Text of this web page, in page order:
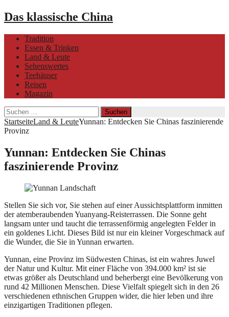
Das klassische China
Tradition
Essen & Trinken
Land & Leute
Sehenswertes
Teehäuser
Reisen
Magazin
Suchen
nach:
StartseiteLand & LeuteYunnan: Entdecken Sie Chinas faszinierende
Provinz
Yunnan: Entdecken Sie Chinas
faszinierende Provinz
Stellen Sie sich vor, Sie stehen auf einer Aussichtsplattform inmitten
der atemberaubenden Yuanyang-Reisterrassen. Die Sonne geht
langsam unter und taucht die terrassenförmig angelegten Felder in
ein goldenes Licht. Dieses Bild ist nur ein kleiner Vorgeschmack auf
die Wunder, die Sie in Yunnan erwarten.
Yunnan, eine Provinz im Südwesten Chinas, ist ein wahres Juwel
der Natur und Kultur. Mit einer Fläche von 394.000 km² ist sie
etwas größer als Deutschland und beherbergt eine Bevölkerung von
rund 42 Millionen Menschen. Diese Vielfalt spiegelt sich in den 26
verschiedenen ethnischen Gruppen wider, die hier leben und ihre
einzigartigen Traditionen pflegen.